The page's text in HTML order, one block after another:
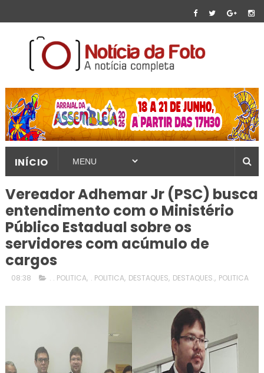
INÍCIO
Vereador Adhemar Jr (PSC) busca
entendimento com o Ministério
Público Estadual sobre os
servidores com acúmulo de
cargos
08:38 . . POLITICA, . POLITICA, DESTAQUES, DESTAQUES., POLITICA